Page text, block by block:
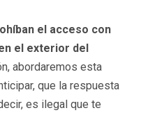
el acceso con
el exterior del
abordaremos esta
que la respuesta
es ilegal que te